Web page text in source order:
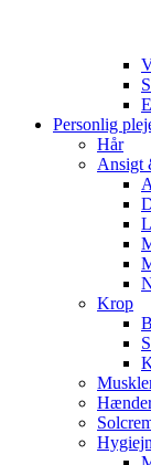
Personlig
Hår
Ansigt
Krop